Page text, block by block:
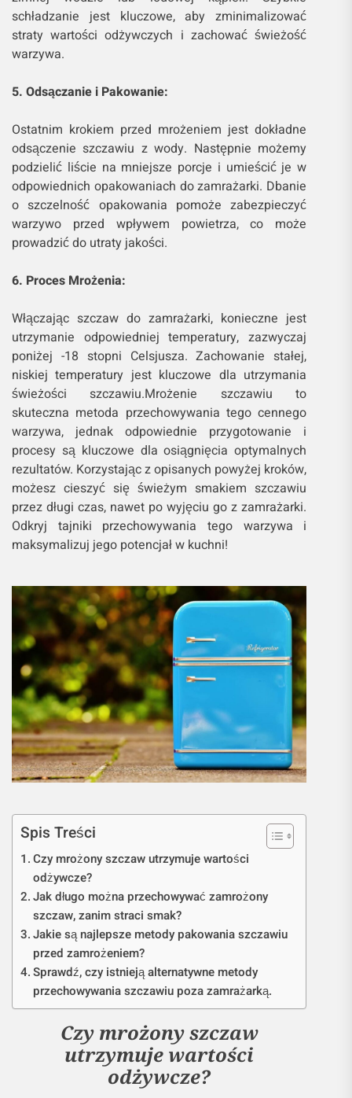
schładzanie jest kluczowe, aby zminimalizować
straty wartości odżywczych i zachować świeżość
warzywa.
5. Odsączanie i Pakowanie:
Ostatnim krokiem przed mrożeniem jest dokładne
odsączenie szczawiu z wody. Następnie możemy
podzielić liście na mniejsze porcje i umieścić je w
odpowiednich opakowaniach do zamrażarki. Dbanie
o szczelność opakowania pomoże zabezpieczyć
warzywo przed wpływem powietrza, co może
prowadzić do utraty jakości.
6. Proces Mrożenia:
Włączając szczaw do zamrażarki, konieczne jest
utrzymanie odpowiedniej temperatury, zazwyczaj
poniżej -18 stopni Celsjusza. Zachowanie stałej,
niskiej temperatury jest kluczowe dla utrzymania
świeżości szczawiu.Mrożenie szczawiu to
skuteczna metoda przechowywania tego cennego
warzywa, jednak odpowiednie przygotowanie i
procesy są kluczowe dla osiągnięcia optymalnych
rezultatów. Korzystając z opisanych powyżej kroków,
możesz cieszyć się świeżym smakiem szczawiu
przez długi czas, nawet po wyjęciu go z zamrażarki.
Odkryj tajniki przechowywania tego warzywa i
maksymalizuj jego potencjał w kuchni!
Spis Treści
Czy mrożony szczaw utrzymuje wartości
odżywcze?
Jak długo można przechowywać zamrożony
szczaw, zanim straci smak?
Jakie są najlepsze metody pakowania szczawiu
przed zamrożeniem?
Sprawdź, czy istnieją alternatywne metody
przechowywania szczawiu poza zamrażarką.
Czy mrożony szczaw
utrzymuje wartości
odżywcze?